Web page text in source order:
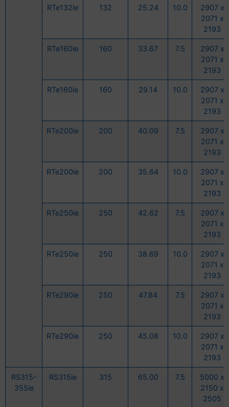
RTe132ie 132 25.24 10.0
2907 x
2071 x
2193
RTe160ie 160 33.67 7.5
2907 x
2071 x
2193
RTe160ie 160 29.14 10.0
2907 x
2071 x
2193
RTe200ie 200 40.09 7.5
2907 x
2071 x
2193
RTe200ie 200 35.64 10.0
2907 x
2071 x
2193
RTe250ie 250 42.62 7.5
2907 x
2071 x
2193
RTe250ie 250 38.69 10.0
2907 x
2071 x
2193
RTe290ie 250 47.84 7.5
2907 x
2071 x
2193
RTe290ie 250 45.08 10.0
2907 x
2071 x
2193
RS315-
355ie
RS315ie 315 65.00 7.5
5000 x
2150 x
2505